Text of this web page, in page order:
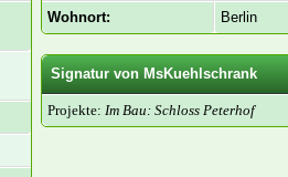
Wohnort:
Berlin
Signatur von MsKuehlschrank
Projekte: Im Bau: Schloss Peterhof